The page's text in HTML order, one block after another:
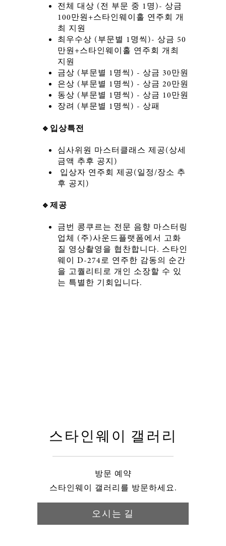
전체 대상 (전 부문 중 1명)- 상금
100만원+스타인웨이홀 연주회 개
최 지원
최우수상 (부문별 1명씩)- 상금 50
만원+스타인웨이홀 연주회 개최
지원
금상 (부문별 1명씩) - 상금 30만원
은상 (부문별 1명씩) - 상금 20만원
동상 (부문별 1명씩) - 상금 10만원
장려 (부문별 1명씩) - 상패
🔹입상특전
심사위원 마스터클래스 제공(상세
금액 추후 공지)
입상자 연주회 제공(일정/장소 추
후 공지)
🔹제공
금번 콩쿠르는 전문 음향 마스터링
업체 (주)사운드플랫폼에서 고화
질 영상촬영을 협찬합니다. 스타인
웨이 D-274로 연주한 감동의 순간
을 고퀄리티로 개인 소장할 수 있
는 특별한 기회입니다.
스타인웨이 갤러리
방문 예약
스타인웨이 갤러리를 방문하세요.
오시는 길